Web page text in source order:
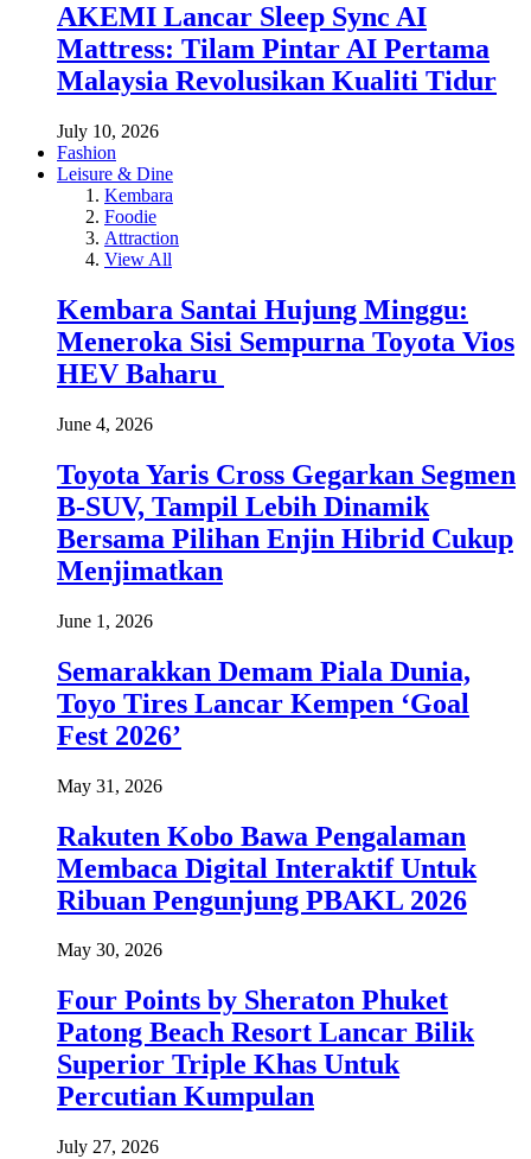
AKEMI Lancar Sleep Sync AI
Mattress: Tilam Pintar AI Pertama
Malaysia Revolusikan Kualiti Tidur
July 10, 2026
Fashion
Leisure & Dine
Kembara
Foodie
Attraction
View All
Kembara Santai Hujung Minggu:
Meneroka Sisi Sempurna Toyota Vios
HEV Baharu
June 4, 2026
Toyota Yaris Cross Gegarkan Segmen
B-SUV, Tampil Lebih Dinamik
Bersama Pilihan Enjin Hibrid Cukup
Menjimatkan
June 1, 2026
Semarakkan Demam Piala Dunia,
Toyo Tires Lancar Kempen ‘Goal
Fest 2026’
May 31, 2026
Rakuten Kobo Bawa Pengalaman
Membaca Digital Interaktif Untuk
Ribuan Pengunjung PBAKL 2026
May 30, 2026
Four Points by Sheraton Phuket
Patong Beach Resort Lancar Bilik
Superior Triple Khas Untuk
Percutian Kumpulan
July 27, 2026